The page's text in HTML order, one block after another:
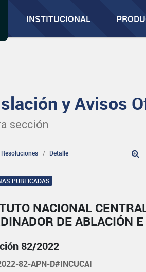
INSTITUCIONAL
y Avisos
sección
Resoluciones Detalle
PUBLICADAS
NACIONAL
DE ABLACIÓN
82/2022
82-APN-D#INCUCAI